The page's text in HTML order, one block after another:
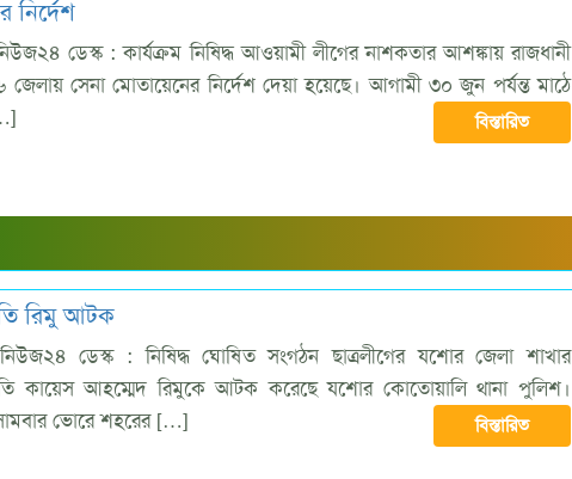
নির্দেশ
ডেস্ক : কার্যক্রম নিষিদ্ধ আওয়ামী লীগের নাশকতার আশঙ্কায় রাজধানী
জেলায় সেনা মোতায়েনের নির্দেশ দেয়া হয়েছে। আগামী ৩০ জুন পর্যন্ত মাঠে
বিস্তারিত
রিমু আটক
ডেস্ক : নিষিদ্ধ ঘোষিত সংগঠন ছাত্রলীগের যশোর জেলা শাখার
কায়েস আহম্মেদ রিমুকে আটক করেছে যশোর কোতোয়ালি থানা পুলিশ।
ভোরে শহরের […]
বিস্তারিত